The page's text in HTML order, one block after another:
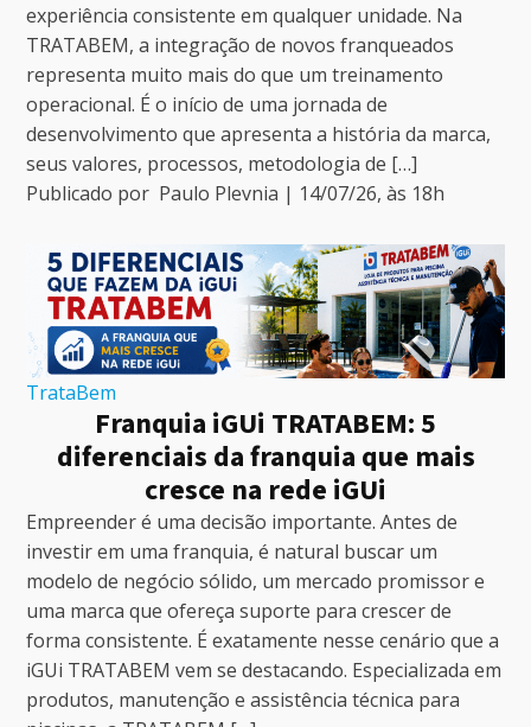
experiência consistente em qualquer unidade. Na
TRATABEM, a integração de novos franqueados
representa muito mais do que um treinamento
operacional. É o início de uma jornada de
desenvolvimento que apresenta a história da marca,
seus valores, processos, metodologia de […]
Publicado por Paulo Plevnia | 14/07/26, às 18h
TrataBem
Franquia iGUi TRATABEM: 5
diferenciais da franquia que mais
cresce na rede iGUi
Empreender é uma decisão importante. Antes de
investir em uma franquia, é natural buscar um
modelo de negócio sólido, um mercado promissor e
uma marca que ofereça suporte para crescer de
forma consistente. É exatamente nesse cenário que a
iGUi TRATABEM vem se destacando. Especializada em
produtos, manutenção e assistência técnica para